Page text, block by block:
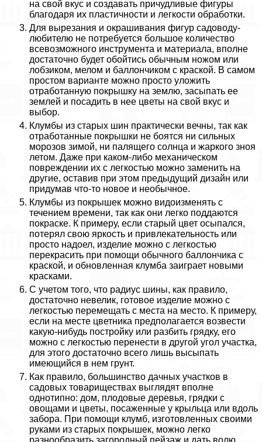
на свой вкус и создавать причудливые фигуры
благодаря их пластичности и легкости обработки.
Для вырезания и окрашивания фигур садоводу-
любителю не потребуется большое количество
всевозможного инструмента и материала, вполне
достаточно будет обойтись обычным ножом или
лобзиком, мелом и баллончиком с краской. В самом
простом варианте можно просто уложить
отработанную покрышку на землю, засыпать ее
землей и посадить в нее цветы на свой вкус и
выбор.
Клумбы из старых шин пpaктически вечны, так как
отработанные покрышки не боятся ни сильных
морозов зимой, ни палящего солнца и жаркого зноя
летом. Даже при каком-либо механическом
повреждении их с легкостью можно заменить на
другие, оставив при этом предыдущий дизайн или
придумав что-то новое и необычное.
Клумбы из покрышек можно видоизменять с
течением времени, так как они легко поддаются
покраске. К примеру, если старый цвет осыпался,
потерял свою яркость и привлекательность или
просто надоел, изделие можно с легкостью
перекрасить при помощи обычного баллончика с
краской, и обновленная клумба заиграет новыми
красками.
С учетом того, что радиус шины, как правило,
достаточно невелик, готовое изделие можно с
легкостью перемещать с места на место. К примеру,
если на месте цветника предполагается возвести
какую-нибудь постройку или разбить грядку, его
можно с легкостью перенести в другой угол участка,
для этого достаточно всего лишь высыпать
имеющийся в нем грунт.
Как правило, большинство дачных участков в
садовых товариществах выглядят вполне
однотипно: дом, плодовые деревья, грядки с
овощами и цветы, посаженные у крыльца или вдоль
забора. При помощи клумб, изготовленных своими
руками из старых покрышек, можно легко
разнообразить загородный пейзаж и дать волю